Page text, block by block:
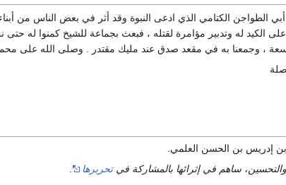
الطواجن الكتامي الذي ادعى النبوة وقد أثر في بعض الناس من
على الكيد له وتدبير مؤامرة لقتله ، فبعث بجماعة للشيخ كمنوا له
بن إدريس بن الحسن العلمي.
ساهم في إثرائها بالمشاركة فيتحريرها